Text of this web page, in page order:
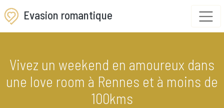
Evasion romantique
Vivez un weekend en amoureux dans
une love room à Rennes et à moins de
100kms